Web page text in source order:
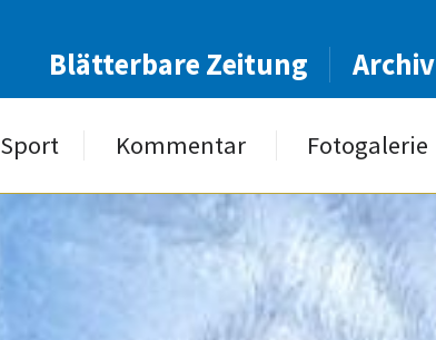
Blätterbare Zeitung Archiv
Sport Kommentar Fotogalerie